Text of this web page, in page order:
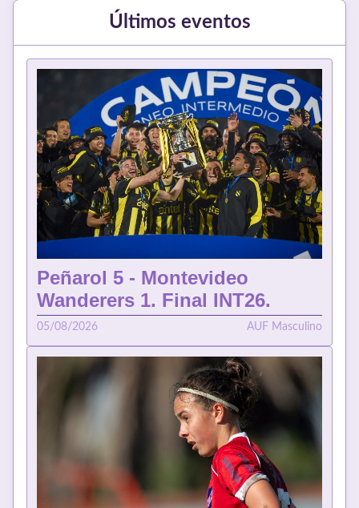
Últimos eventos
Peñarol 5 - Montevideo
Wanderers 1. Final INT26.
05/08/2026 AUF Masculino